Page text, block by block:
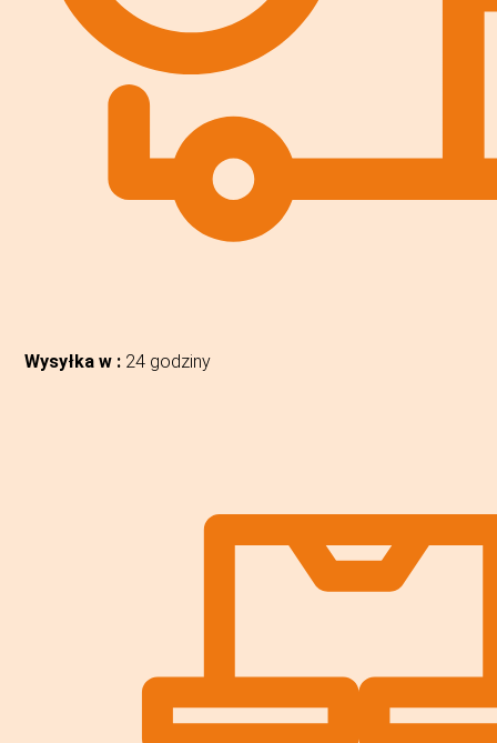
Wysyłka w : 24 godziny